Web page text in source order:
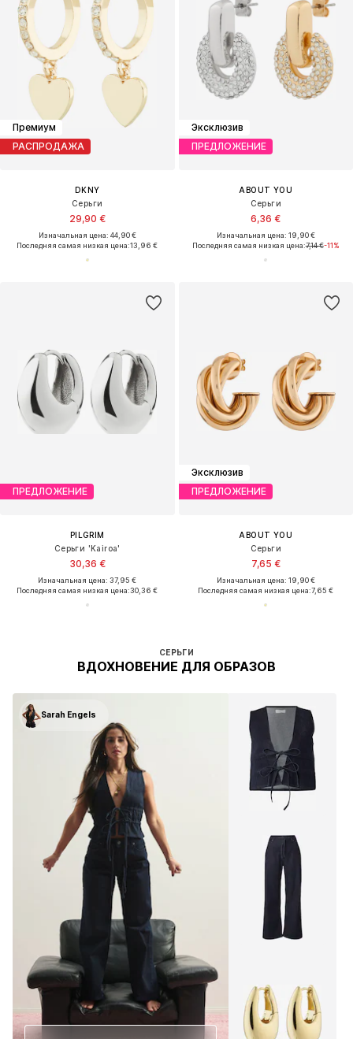
Премиум
РАСПРОДАЖА
DKNY
Серьги
29,90 €
Изначальная цена: 44,90 €
Последняя самая низкая цена:13,96 €
Эксклюзив
ПРЕДЛОЖЕНИЕ
ABOUT YOU
Серьги
6,36 €
Изначальная цена: 19,90 €
Последняя самая низкая цена:7,14 €-11%
ПРЕДЛОЖЕНИЕ
PILGRIM
Серьги 'Kairoa'
30,36 €
Изначальная цена: 37,95 €
Последняя самая низкая цена:30,36 €
Эксклюзив
ПРЕДЛОЖЕНИЕ
ABOUT YOU
Серьги
7,65 €
Изначальная цена: 19,90 €
Последняя самая низкая цена:7,65 €
СЕРЬГИ
ВДОХНОВЕНИЕ ДЛЯ ОБРАЗОВ
Sarah Engels